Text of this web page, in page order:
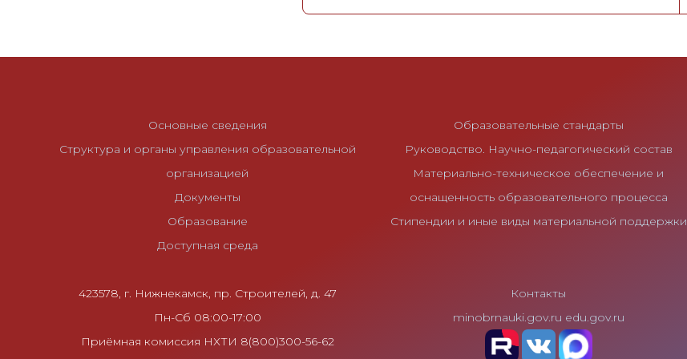
и
а
п
я
Основные сведения
Структура и органы управления образовательной
организацией
Документы
Образование
Доступная среда
Образовательные стандарты
Руководство. Научно-педагогический состав
Материально-техническое обеспечение и
оснащенность образовательного процесса
Стипендии и иные виды материальной поддержки
423578, г. Нижнекамск, пр. Строителей, д. 47
Пн-Сб 08:00-17:00
Приёмная комиссия НХТИ 8(800)300-56-62
Контакты
minobrnauki.gov.ru edu.gov.ru